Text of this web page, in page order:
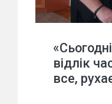
відлік
все,